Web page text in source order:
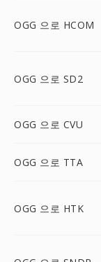
OGG 으로 HCOM
OGG 으로 SD2
OGG 으로 CVU
OGG 으로 TTA
OGG 으로 HTK